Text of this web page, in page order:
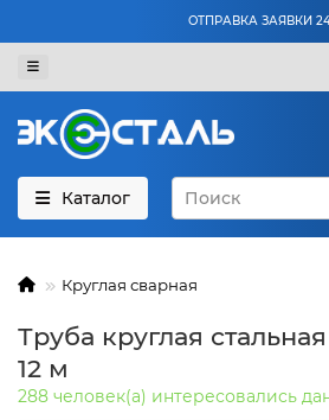
ОТПРАВКА ЗАЯВКИ
Каталог
Круглая сварная
Труба круглая
12 м
288 человек(а) интересовались